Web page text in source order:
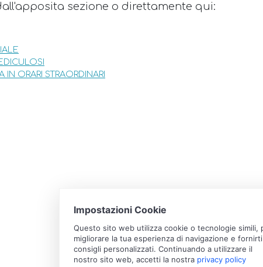
sezione o direttamente qui:
ORARI STRAORDINARI
Piazza Alfredo di Dio, 10
21054 - Fagnano Olona (VA)
Telefono e Fax: 0331 617294